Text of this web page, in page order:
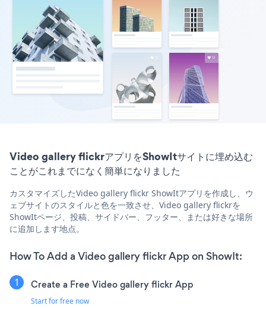
Video gallery flickrアプリをShowItサイトに埋め込む
ことがこれまでになく簡単になりました
カスタマイズしたVideo gallery flickr ShowItアプリを作成し、ウ
ェブサイトのスタイルと色を一致させ、Video gallery flickrを
ShowItページ、投稿、サイドバー、フッター、または好きな場所
に追加します地点。
How To Add a Video gallery flickr App on ShowIt:
Create a Free Video gallery flickr App
Start for free now